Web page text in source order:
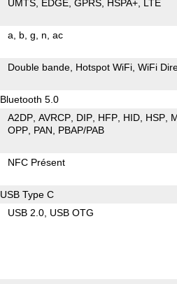
UMTS EDGE GPRS HSPA+ LTE
a b g n ac
Double bande Hotspot WiFi WiFi
Bluetooth 5.0
A2DP AVRCP DIP HFP HID HSP
OPP PAN PBAP/PAB
NFC Présent
USB Type C
USB 2.0 USB OTG